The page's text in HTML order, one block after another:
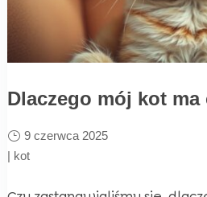
Dlaczego mój kot ma
9 czerwca 2025
| kot